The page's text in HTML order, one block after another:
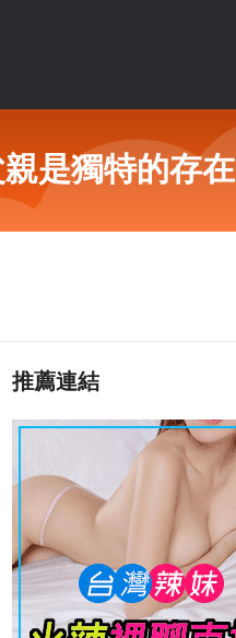
是獨特的存在
推薦連結